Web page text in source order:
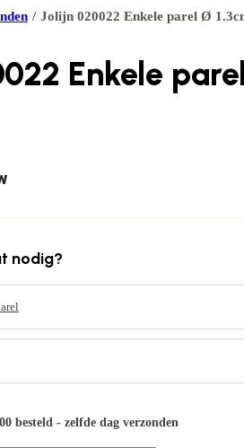
/ Jolijn 020022 Enkele parel Ø
Enkele
nodig?
besteld - zelfde dag verzonden